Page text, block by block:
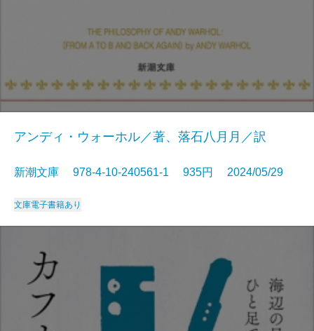
アンディ・ウォーホル／著、落石八月月／訳
新潮文庫 978-4-10-240561-1 935円 2024/05/29
文庫電子書籍あり